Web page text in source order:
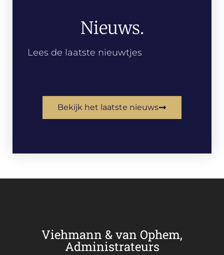
Nieuws.
Lees de laatste nieuwtjes
Bekijk het laatste nieuws
Viehmann & van Ophem,
Administrateurs